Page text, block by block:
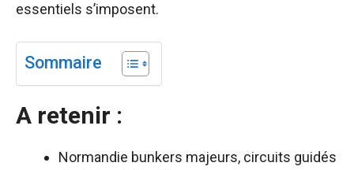
essentiels s’imposent.
Sommaire
A retenir :
Normandie bunkers majeurs, circuits guidés